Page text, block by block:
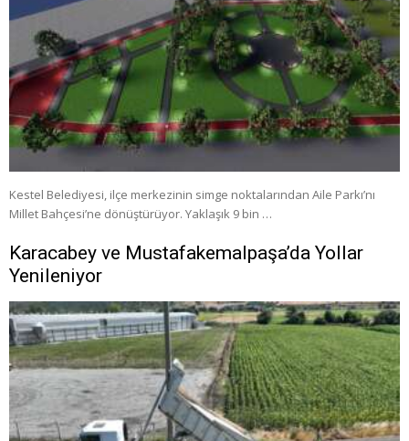
Kestel Belediyesi, ilçe merkezinin simge noktalarından Aile Parkı’nı
Millet Bahçesi’ne dönüştürüyor. Yaklaşık 9 bin …
Karacabey ve Mustafakemalpaşa’da Yollar
Yenileniyor